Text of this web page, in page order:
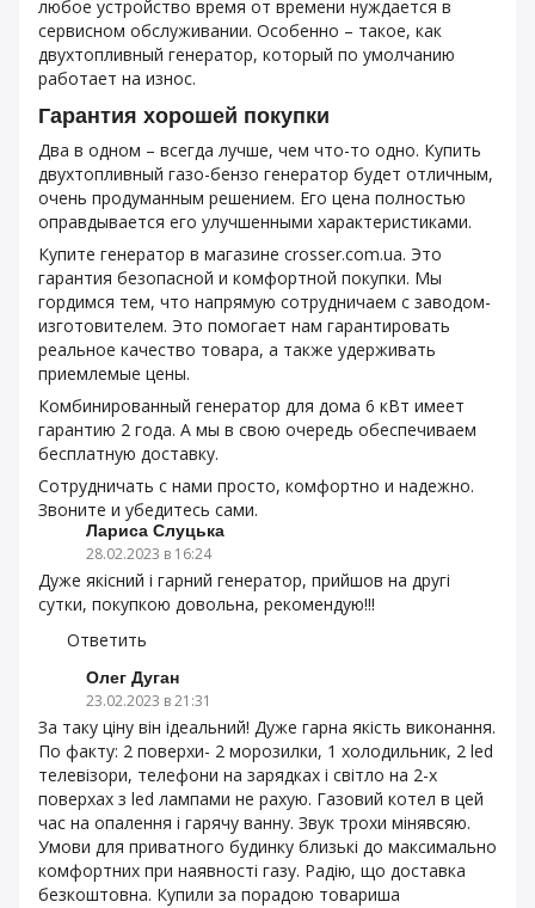
любое устройство время от времени нуждается в
сервисном обслуживании. Особенно – такое, как
двухтопливный генератор, который по умолчанию
работает на износ.
Гарантия хорошей покупки
Два в одном – всегда лучше, чем что-то одно. Купить
двухтопливный газо-бензо генератор будет отличным,
очень продуманным решением. Его цена полностью
оправдывается его улучшенными характеристиками.
Купите генератор в магазине crosser.com.ua. Это
гарантия безопасной и комфортной покупки. Мы
гордимся тем, что напрямую сотрудничаем с заводом-
изготовителем. Это помогает нам гарантировать
реальное качество товара, а также удерживать
приемлемые цены.
Комбинированный генератор для дома 6 кВт имеет
гарантию 2 года. А мы в свою очередь обеспечиваем
бесплатную доставку.
Сотрудничать с нами просто, комфортно и надежно.
Звоните и убедитесь сами.
Лариса Слуцька
28.02.2023 в 16:24
Дуже якісний і гарний генератор, прийшов на другі
сутки, покупкою довольна, рекомендую!!!
Ответить
Олег Дуган
23.02.2023 в 21:31
За таку ціну він ідеальний! Дуже гарна якість виконання.
По факту: 2 поверхи- 2 морозилки, 1 холодильник, 2 led
телевізори, телефони на зарядках і світло на 2-х
поверхах з led лампами не рахую. Газовий котел в цей
час на опалення і гарячу ванну. Звук трохи мінявсяю.
Умови для приватного будинку близькі до максимально
комфортних при наявності газу. Радію, що доставка
безкоштовна. Купили за порадою товариша